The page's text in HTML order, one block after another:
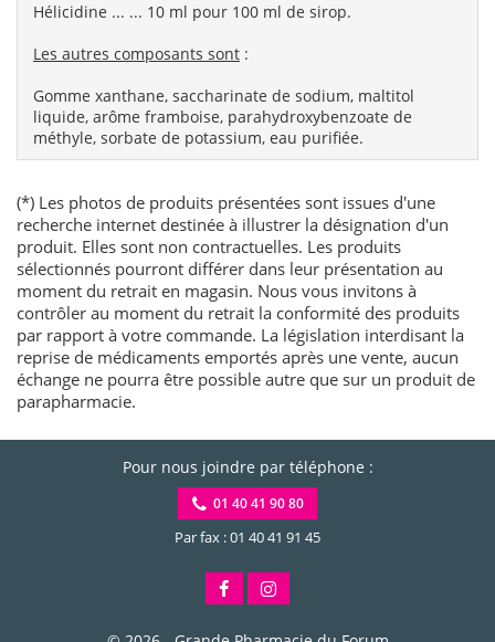
Hélicidine ... ... 10 ml pour 100 ml de sirop.
Les autres composants sont:
Gomme xanthane, saccharinate de sodium, maltitol
liquide, arôme framboise, parahydroxybenzoate de
méthyle, sorbate de potassium, eau purifiée.
(*) Les photos de produits présentées sont issues d'une
recherche internet destinée à illustrer la désignation d'un
produit. Elles sont non contractuelles. Les produits
sélectionnés pourront différer dans leur présentation au
moment du retrait en magasin. Nous vous invitons à
contrôler au moment du retrait la conformité des produits
par rapport à votre commande. La législation interdisant la
reprise de médicaments emportés après une vente, aucun
échange ne pourra être possible autre que sur un produit de
parapharmacie.
Pour nous joindre par téléphone :
01 40 41 90 80
Par fax : 01 40 41 91 45